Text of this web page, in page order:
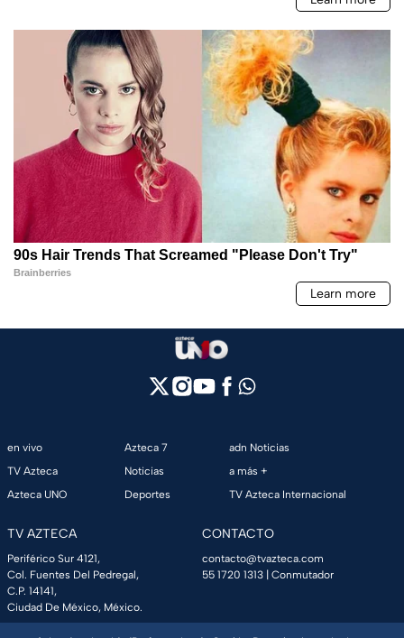
en vivo
TV Azteca
Azteca UNO
Azteca 7
Noticias
Deportes
adn Noticias
a más +
TV Azteca Internacional
TV AZTECA
Periférico Sur 4121,
Col. Fuentes Del Pedregal,
C.P. 14141,
Ciudad De México, México.
CONTACTO
contacto@tvazteca.com
55 1720 1313 | Conmutador